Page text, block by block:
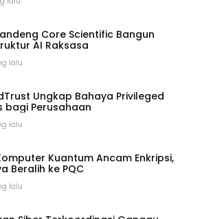
lalu
Core Scientific Bangun
AI Raksasa
lalu
Ungkap Bahaya Privileged
bagi Perusahaan
lalu
Kuantum Ancam Enkripsi,
Beralih ke PQC